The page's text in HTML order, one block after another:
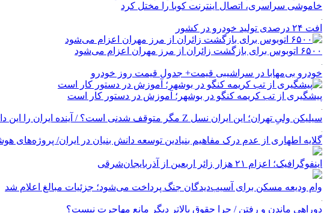
خاموشی سراسری، اتصال اینترنت کوبا را مختل کرد
افت ۲۴ درصدی تولید خودرو در کشور
۶۵۰۰ اتوبوس برای بازگشت زائران از مرز مهران اعزام می‌شود
خودرو بی‌مهابا در سراشیبی قیمت+ جدول قیمت روز خودرو
پیشگیری از تب کریمه کنگو در بوشهر؛ آموزش در دستور کار است
سیلیکن ولیِ تهران؛ این ایران نسل Z مگر متوقف شدنی است؟ / آینده ایران را این دانش آموزان می سازند
گلایه اطهاری از عدم درک مفاهیم بنیادین توسعه دانش بنیان در ایران/ پروژه‌های
اینفوگرافیک؛ اعزام ۲۱ هزار زائر اربعین از آذربایجان‌شرقی
وام ودیعه مسکن برای آسیب‌دیدگان جنگ پرداخت می‌شود؛ جزئیات مبالغ اعلام شد
دوراهی ماندن و رفتن / چرا حقوق بالاتر دیگر مانع مهاجرت نیست؟